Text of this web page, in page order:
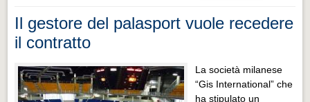
Il gestore del palasport vuole recedere
il contratto
La società milanese
“Gis International” che
ha stipulato un